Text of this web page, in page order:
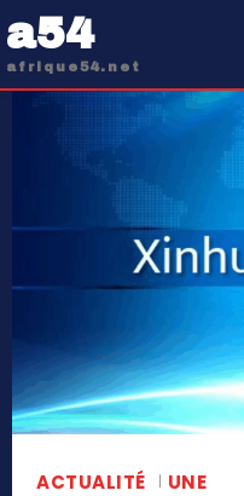
a54
afrique54.net
ACTUALITÉ UNE